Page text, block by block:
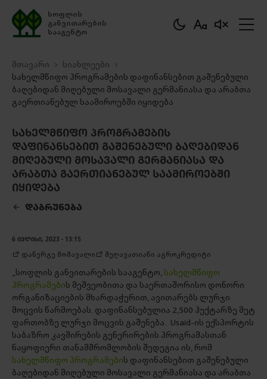
სოფლის
განვითარების
სააგენტო
მთავარი
სიახლეები
სახელმწიფო პროგრამების დაფინანსებით გაშენებული
ბაღებიდან მიღებული მოსავალი გერმანიასა და არაბთა
გაერთიანებულ საამიროებში იყიდება
ᲡᲐᲮᲔᲚᲛᲬᲘᲤᲝ ᲞᲠᲝᲒᲠᲐᲛᲔᲑᲘᲡ
ᲓᲐᲤᲘᲜᲐᲜᲡᲔᲑᲘᲗ ᲒᲐᲨᲔᲜᲔᲑᲣᲚᲘ ᲑᲐᲦᲔᲑᲘᲓᲐᲜ
ᲛᲘᲦᲔᲑᲣᲚᲘ ᲛᲝᲡᲐᲕᲐᲚᲘ ᲒᲔᲠᲛᲐᲜᲘᲐᲡᲐ ᲓᲐ
ᲐᲠᲐᲑᲗᲐ ᲒᲐᲔᲠᲗᲘᲐᲜᲔᲑᲣᲚ ᲡᲐᲐᲛᲘᲠᲝᲔᲑᲨᲘ
ᲘᲧᲘᲓᲔᲑᲐ
ᲓᲐᲑᲠᲣᲜᲔᲑᲐ
6 ᲘᲕᲚᲘᲡᲘ, 2023 - 13:15
დანერგე მომავალი შეღავათიანი აგროკრედიტი
„სოფლის განვითარების სააგენტო, სახელმწიფო
პროგრამების მეშვეობითა და საერთაშორისო დონორი
ორგანიზაციების მხარდაჭერით, ავითარებს ლურჯი
მოცვის წარმოებას. დაფინანსებულია 2,500 ჰექტარზე მეტ
ფართობზე ლურჯი მოცვის გაშენება. Usaid-ის ექსპორტის
საბაზრო კავშირების გენერირების პროგრამასთან
ნაყოფიერი თანამშრომლობის შედეგია ის, რომ
სახელმწიფო პროგრამების დაფინანსებით გაშენებული
ბაღებიდან მიღებული მოსავალი გერმანიასა და არაბთა